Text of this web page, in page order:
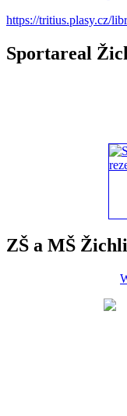
https://tritius.plasy.cz/
Sportareal
ZŠ a MŠ